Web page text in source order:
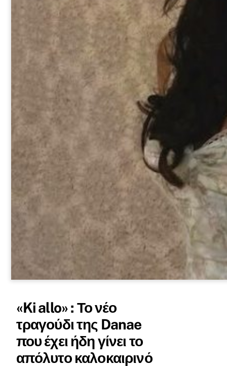
«Ki allo» : Το νέο
τραγούδι της Danae
που έχει ήδη γίνει το
απόλυτο καλοκαιρινό